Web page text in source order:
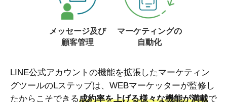
メッセージ及び
顧客管理
マーケティングの
自動化
LINE公式アカウントの機能を拡張したマーケティン
グツールのLステップは、WEBマーケッターが監修し
たからこそできる成約率を上げる様々な機能が満載で